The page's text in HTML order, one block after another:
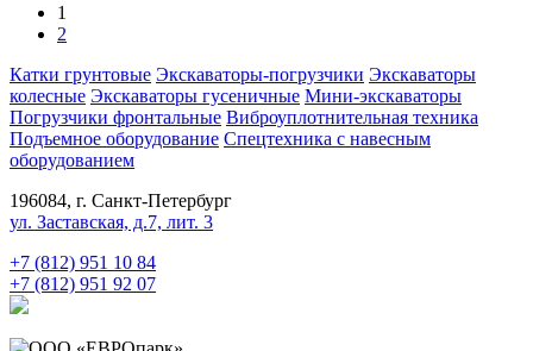
1
2
Катки грунтовые Экскаваторы-погрузчики Экскаваторы
колесные Экскаваторы гусеничные Мини-экскаваторы
Погрузчики фронтальные Виброуплотнительная техника
Подъемное оборудование Спецтехника с навесным
оборудованием
196084, г. Санкт-Петербург
ул. Заставская, д.7, лит. 3
+7 (812) 951 10 84
+7 (812) 951 92 07